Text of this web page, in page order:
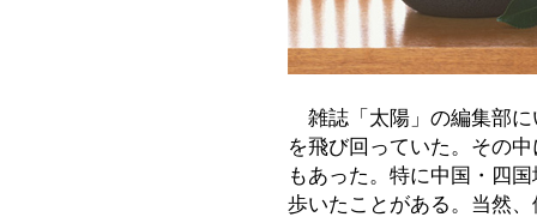
雑誌「太陽」の編集部
を飛び回っていた。その
もあった。特に中国・四
歩いたことがある。当然